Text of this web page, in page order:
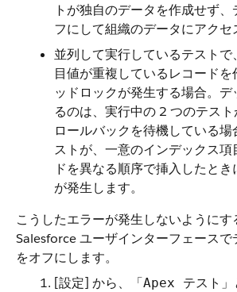
トが独自のデータを作成せず
フにして組織のデータにアクセ
並列して実行しているテスト
目値が重複しているレコード
ッドロックが発生する場合。デ
るのは、実行中の 2 つのテス
ロールバックを待機している
ストが、一意のインデックス
ドを異なる順序で挿入したと
が発生します。
こうしたエラーが発生しないようにす
Salesforce ユーザインターフェース
をオフにします。
[設定] から、
「Apex テスト」